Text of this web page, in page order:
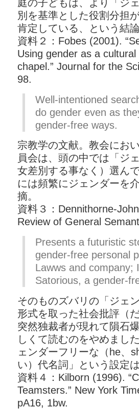
庭の子どもは、より「ジ
別を基準とした役割分担
肯定している、という結
資料２：Fobes (2001).
Using gender as a
chapel.” Journal for the
98.
Well-intentioned
do gender even as
gender-free ways.
宗教学の文献。教会にお
員会は、頭の中では「ジ
女差別する事なく）選ん
には頻繁にジェンダーを
摘。
資料３：Dennithorne-
Review of General
Presents a futuristic
gender-free personal
Lawws and company;
Satorious, a gender-
そのものズバリの「ジェ
形式を取った社会批評（
突然独裁者が現れて隕石
しくて読むのをやめまし
ェンダーフリーな（he、
い）代名詞」という設定
資料４：Kilborn (1996).
Teamsters.” New York
pA16, 1bw.